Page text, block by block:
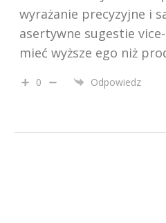
wyrażanie precyzyjne i
asertywne sugestie
mieć wyższe ego niż
0 Odpowiedz